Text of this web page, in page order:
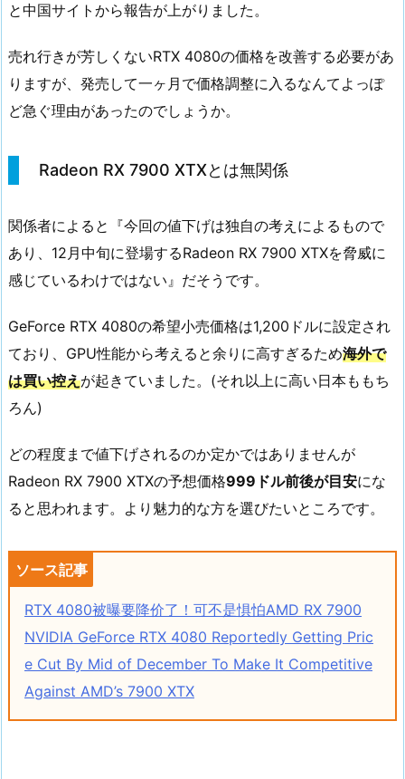
と中国サイトから報告が上がりました。
売れ行きが芳しくないRTX 4080の価格を改善する必要があ
りますが、発売して一ヶ月で価格調整に入るなんてよっぽ
ど急ぐ理由があったのでしょうか。
Radeon RX 7900 XTXとは無関係
関係者によると『今回の値下げは独自の考えによるもので
あり、12月中旬に登場するRadeon RX 7900 XTXを脅威に
感じているわけではない』だそうです。
GeForce RTX 4080の希望小売価格は1,200ドルに設定され
ており、GPU性能から考えると余りに高すぎるため海外で
は買い控えが起きていました。(それ以上に高い日本ももち
ろん)
どの程度まで値下げされるのか定かではありませんが
Radeon RX 7900 XTXの予想価格999ドル前後が目安にな
ると思われます。より魅力的な方を選びたいところです。
ソース記事
RTX 4080被曝要降价了！可不是惧怕AMD RX 7900
NVIDIA GeForce RTX 4080 Reportedly Getting Pric
e Cut By Mid of December To Make It Competitive
Against AMD’s 7900 XTX